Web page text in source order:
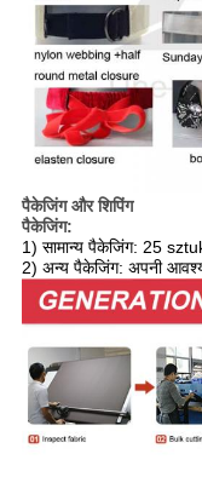
पैकेजिंग और शिपिंग
पैकेजिंग:
1) सामान्य पैकेजिंग: 25
2) अन्य पैकेजिंग: अपनी